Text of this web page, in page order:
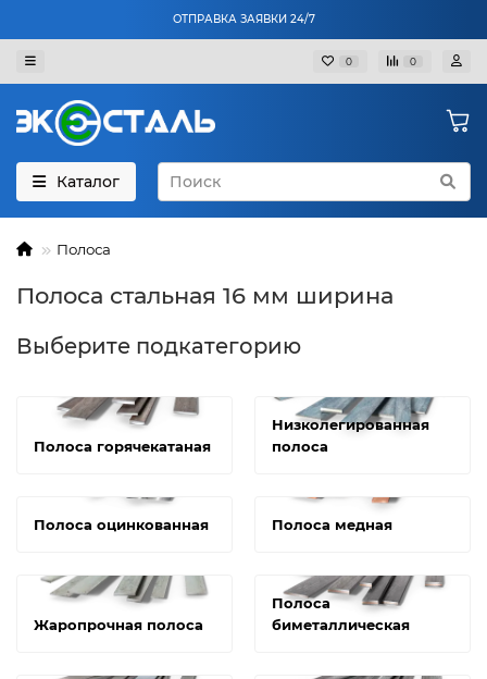
ОТПРАВКА ЗАЯВКИ 24/7
0 0
Каталог
Полоса
Полоса стальная 16 мм ширина
Выберите подкатегорию
Полоса горячекатаная
Низколегированная
полоса
Полоса оцинкованная Полоса медная
Жаропрочная полоса
Полоса
биметаллическая